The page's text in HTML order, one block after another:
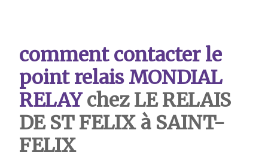
comment contacter le
point relais MONDIAL
RELAYchez LE RELAIS
DE ST FELIX à SAINT-
FELIX